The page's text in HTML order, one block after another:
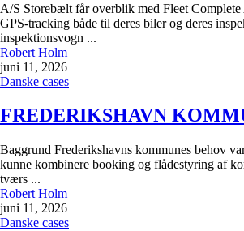
A/S Storebælt får overblik med Fleet
GPS-tracking både til deres biler og deres
inspektionsvogn ...
Robert Holm
juni 11, 2026
Danske cases
FREDERIKSHAVN
Baggrund Frederikshavns kommunes behov
kunne kombinere booking og flådestyring af
tværs ...
Robert Holm
juni 11, 2026
Danske cases